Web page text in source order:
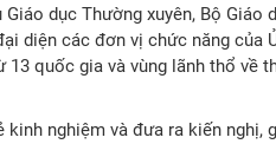
dục Thường xuyên, Bộ Giáo
diện các đơn vị chức năng của
quốc gia và vùng lãnh thổ về
nghiệm và đưa ra kiến nghị,